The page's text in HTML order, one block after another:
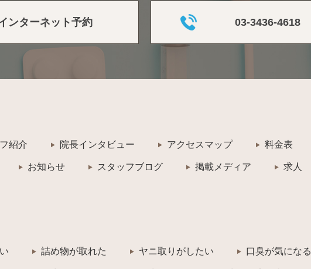
ンターネット予約 03-3436-4618
紹介 院長インタビュー アクセスマップ 料金表
お知らせ スタッフブログ 掲載メディア 求人
詰め物が取れた ヤニ取りがしたい 口臭が気になる